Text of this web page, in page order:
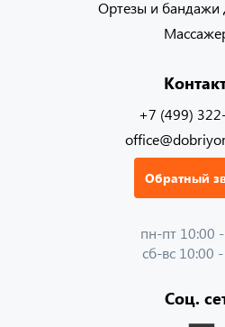
Ортезы и бандажи
+7 (499)
Обратный
пн-пт 10:00
сб-вс 10:00
Соц.